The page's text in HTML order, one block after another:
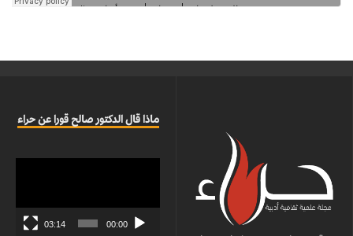
ماذا قال الدكتور صالح قورا عن حراء
00:00
03:14